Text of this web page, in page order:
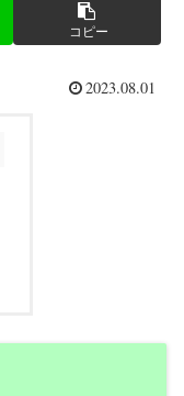
コピー
2023.08.01